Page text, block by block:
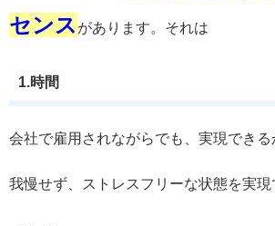
センス があります。それは
1.時間
会社で雇用されながらでも、実現できる
我慢せず、ストレスフリーな状態を実現